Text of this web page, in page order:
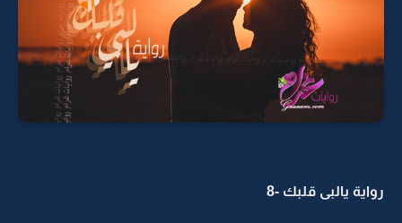
رواية يالبى قلبك -8